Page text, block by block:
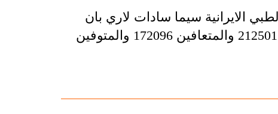
الايرانية سيما سادات لاري بان
عدد المصابين بفيروس كورونا المستجد في البلاد بلغ 212501 والمتعافين 172096 والمتوفين